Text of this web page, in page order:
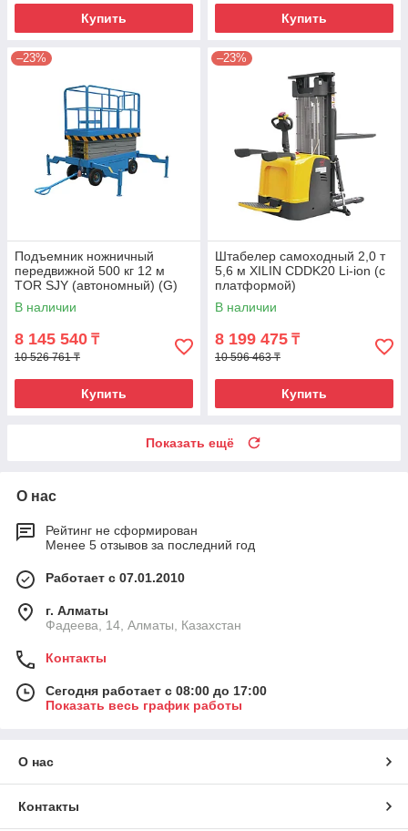
Купить Купить
–23%
Подъемник ножничный
передвижной 500 кг 12 м
TOR SJY (автономный) (G)
В наличии
8 145 540 ₸
10 526 761 ₸
Купить
–23%
Штабелер самоходный 2,0 т
5,6 м XILIN CDDK20 Li-ion (с
платформой)
В наличии
8 199 475 ₸
10 596 463 ₸
Купить
Показать ещё
О нас
Рейтинг не сформирован
Менее 5 отзывов за последний год
Работает с 07.01.2010
г. Алматы
Фадеева, 14, Алматы, Казахстан
Контакты
Сегодня работает с 08:00 до 17:00
Показать весь график работы
О нас
Контакты